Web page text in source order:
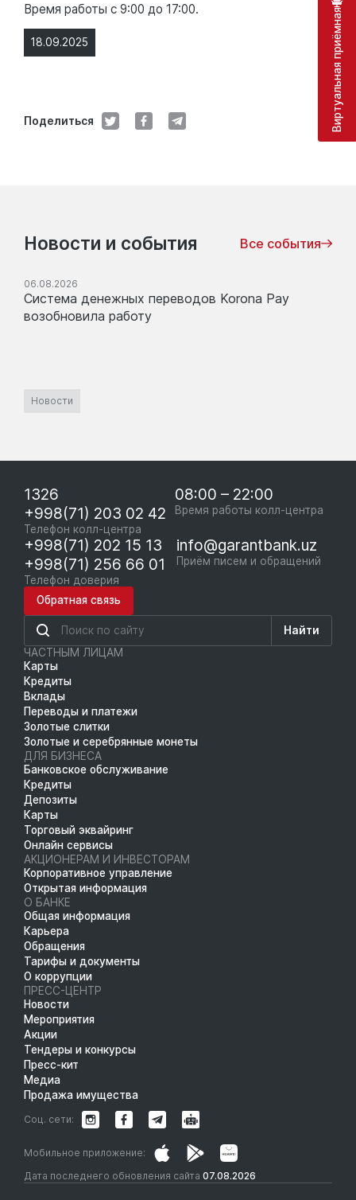
18.09.2025
Поделиться
Время работы с 9:00 до 17:00.
Новости и события Все события
06.08.2026
Система денежных переводов Korona Pay
возобновила работу
Новости
1326
+998(71) 203 02 42
Телефон колл-центра
08:00 – 22:00
Время работы колл-центра
+998(71) 202 15 13
+998(71) 256 66 01
Телефон доверия
info@garantbank.uz
Приём писем и обращений
Обратная связь
Найти
ЧАСТНЫМ ЛИЦАМ
Карты
Кредиты
Вклады
Переводы и платежи
Золотые слитки
Золотые и серебрянные монеты
ДЛЯ БИЗНЕСА
Банковское обслуживание
Кредиты
Депозиты
Карты
Торговый эквайринг
Онлайн сервисы
АКЦИОНЕРАМ И ИНВЕСТОРАМ
Корпоративное управление
Открытая информация
О БАНКЕ
Общая информация
Карьера
Обращения
Тарифы и документы
О коррупции
ПРЕСС-ЦЕНТР
Новости
Мероприятия
Акции
Тендеры и конкурсы
Пресс-кит
Медиа
Продажа имущества
Дата последнего обновления сайта 07.08.2026
Мобильное приложение:
Соц. сети:
Виртуальная приёмная